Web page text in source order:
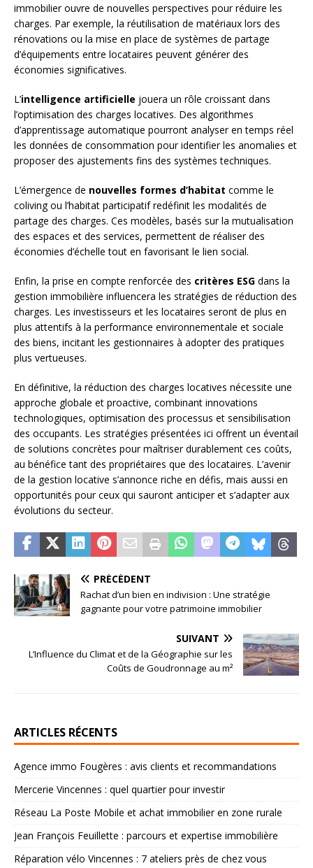
immobilier ouvre de nouvelles perspectives pour réduire les
charges. Par exemple, la réutilisation de matériaux lors des
rénovations ou la mise en place de systèmes de partage
d’équipements entre locataires peuvent générer des
économies significatives.
L’intelligence artificielle jouera un rôle croissant dans
l’optimisation des charges locatives. Des algorithmes
d’apprentissage automatique pourront analyser en temps réel
les données de consommation pour identifier les anomalies et
proposer des ajustements fins des systèmes techniques.
L’émergence de nouvelles formes d’habitat comme le
coliving ou l’habitat participatif redéfinit les modalités de
partage des charges. Ces modèles, basés sur la mutualisation
des espaces et des services, permettent de réaliser des
économies d’échelle tout en favorisant le lien social.
Enfin, la prise en compte renforcée des critères ESG dans la
gestion immobilière influencera les stratégies de réduction des
charges. Les investisseurs et les locataires seront de plus en
plus attentifs à la performance environnementale et sociale
des biens, incitant les gestionnaires à adopter des pratiques
plus vertueuses.
En définitive, la réduction des charges locatives nécessite une
approche globale et proactive, combinant innovations
technologiques, optimisation des processus et sensibilisation
des occupants. Les stratégies présentées ici offrent un éventail
de solutions concrètes pour maîtriser durablement ces coûts,
au bénéfice tant des propriétaires que des locataires. L’avenir
de la gestion locative s’annonce riche en défis, mais aussi en
opportunités pour ceux qui sauront anticiper et s’adapter aux
évolutions du secteur.
PRÉCÉDENT
Rachat d’un bien en indivision : Une stratégie
gagnante pour votre patrimoine immobilier
SUIVANT
L’Influence du Climat et de la Géographie sur les
Coûts de Goudronnage au m²
ARTICLES RÉCENTS
Agence immo Fougères : avis clients et recommandations
Mercerie Vincennes : quel quartier pour investir
Réseau La Poste Mobile et achat immobilier en zone rurale
Jean François Feuillette : parcours et expertise immobilière
Réparation vélo Vincennes : 7 ateliers près de chez vous